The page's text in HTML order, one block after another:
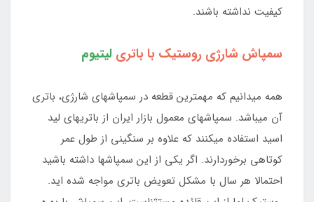
کیفیت نداشته باشند.
سمپاش شارژی روستیک با باتری لیتیوم
همه میدانیم که مهمترین قطعه در سمپاشهای شارژی، باتری
آن میباشد. سمپاشهای معمول بازار ایران از باتریهای لید
اسید استفاده میکنند که علاوه بر سنگینی از طول عمر
کوتاهی برخوردارند. اگر یکی از این سمپاشها داشته باشید
احتمالا هر سال با مشکل تعویض باتری مواجه شده اید.